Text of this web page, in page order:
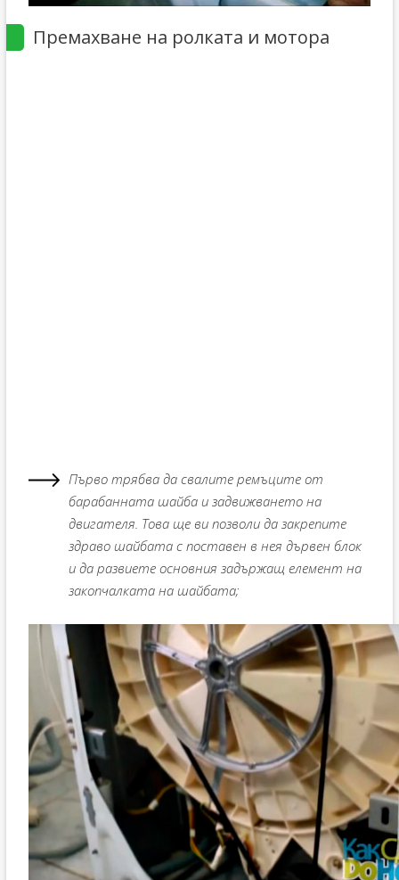
Премахване на ролката и мотора
Първо трябва да свалите ремъците от
барабанната шайба и задвижването на
двигателя. Това ще ви позволи да закрепите
здраво шайбата с поставен в нея дървен блок
и да развиете основния задържащ елемент на
закопчалката на шайбата;